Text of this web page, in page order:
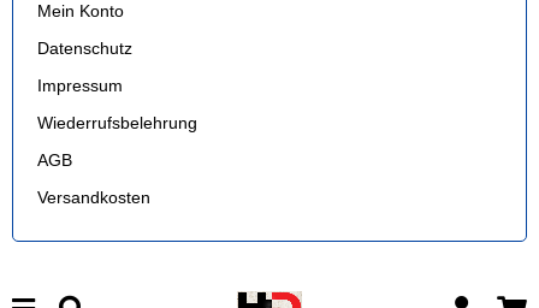
Mein Konto
Datenschutz
Impressum
Wiederrufsbelehrung
AGB
Versandkosten